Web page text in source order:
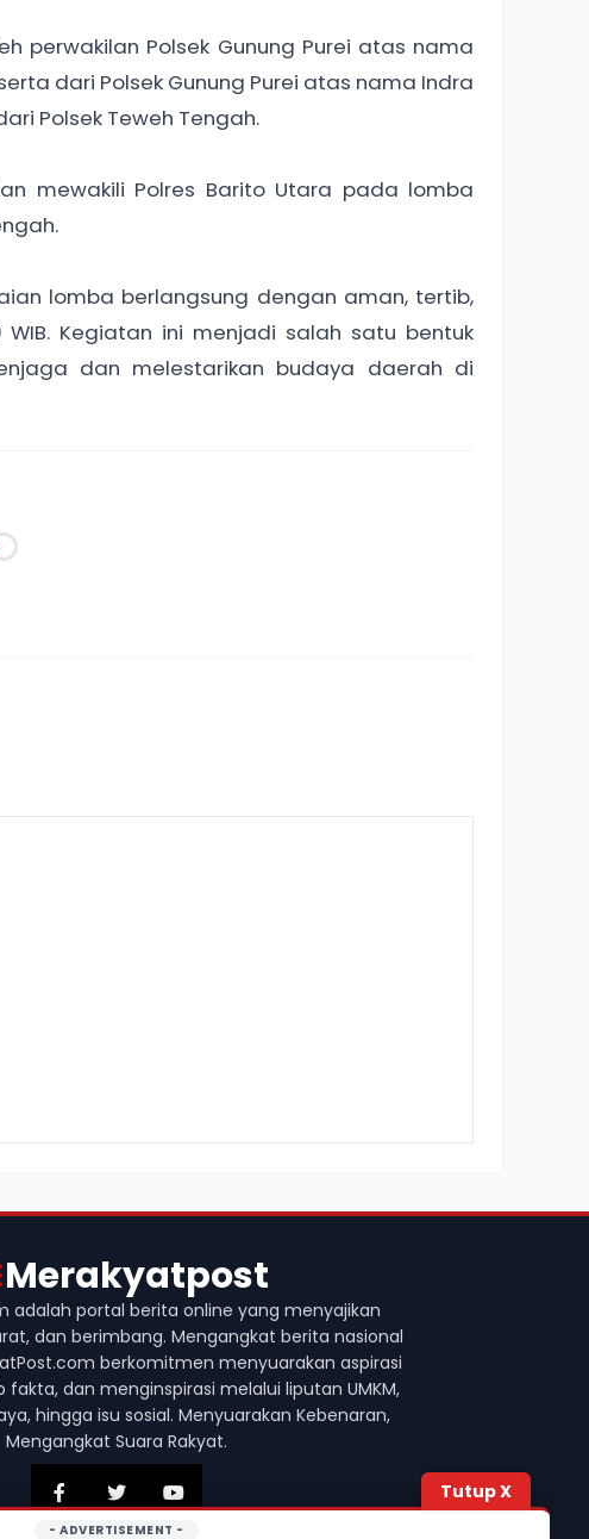
perwakilan Polsek Gunung Purei atas nama
dari Polsek Gunung Purei atas nama Indra
Polsek Teweh Tengah.
mewakili Polres Barito Utara pada lomba
lomba berlangsung dengan aman, tertib,
Kegiatan ini menjadi salah satu bentuk
dan melestarikan budaya daerah di
Tutup X
- ADVERTISEMENT -
Merakyatpost
adalah portal berita online yang menyajikan
dan berimbang. Mengangkat berita nasional
berkomitmen menyuarakan aspirasi
dan menginspirasi melalui liputan UMKM,
hingga isu sosial. Menyuarakan Kebenaran,
Mengangkat Suara Rakyat.